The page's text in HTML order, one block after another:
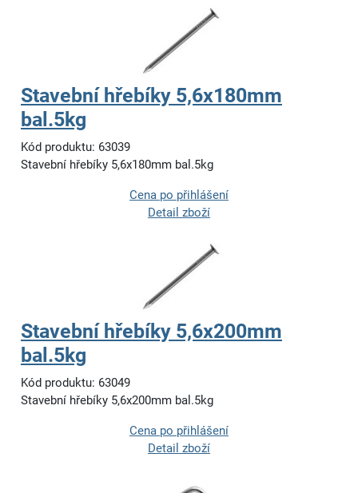
Stavební hřebíky 5,6x180mm
bal.5kg
Kód produktu: 63039
Stavební hřebíky 5,6x180mm bal.5kg
Cena po přihlášení
Detail zboží
Stavební hřebíky 5,6x200mm
bal.5kg
Kód produktu: 63049
Stavební hřebíky 5,6x200mm bal.5kg
Cena po přihlášení
Detail zboží